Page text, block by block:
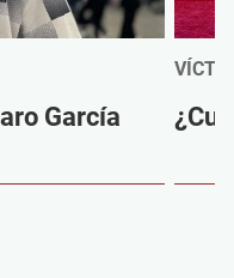
García